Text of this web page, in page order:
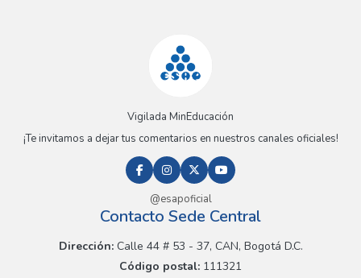
Vigilada MinEducación
¡Te invitamos a dejar tus comentarios en nuestros canales oficiales!
@esapoficial
Contacto Sede Central
Dirección:Calle 44 # 53 - 37, CAN, Bogotá D.C.
Código postal: 111321